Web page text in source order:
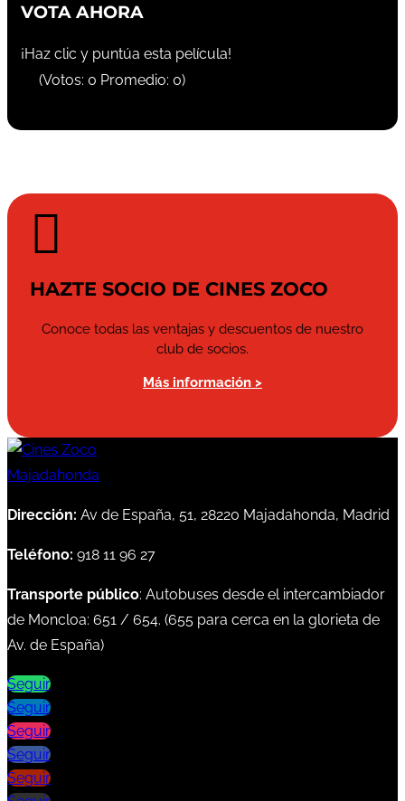
VOTA AHORA
¡Haz clic y puntúa esta película!
(Votos: 0 Promedio: 0)

HAZTE SOCIO DE CINES ZOCO
Conoce todas las ventajas y descuentos de nuestro
club de socios.
Más información >
Dirección: Av de España, 51, 28220 Majadahonda, Madrid
Teléfono: 918 11 96 27
Transporte público: Autobuses desde el intercambiador
de Moncloa: 651 / 654. (655 para cerca en la glorieta de
Av. de España)
Seguir
Seguir
Seguir
Seguir
Seguir